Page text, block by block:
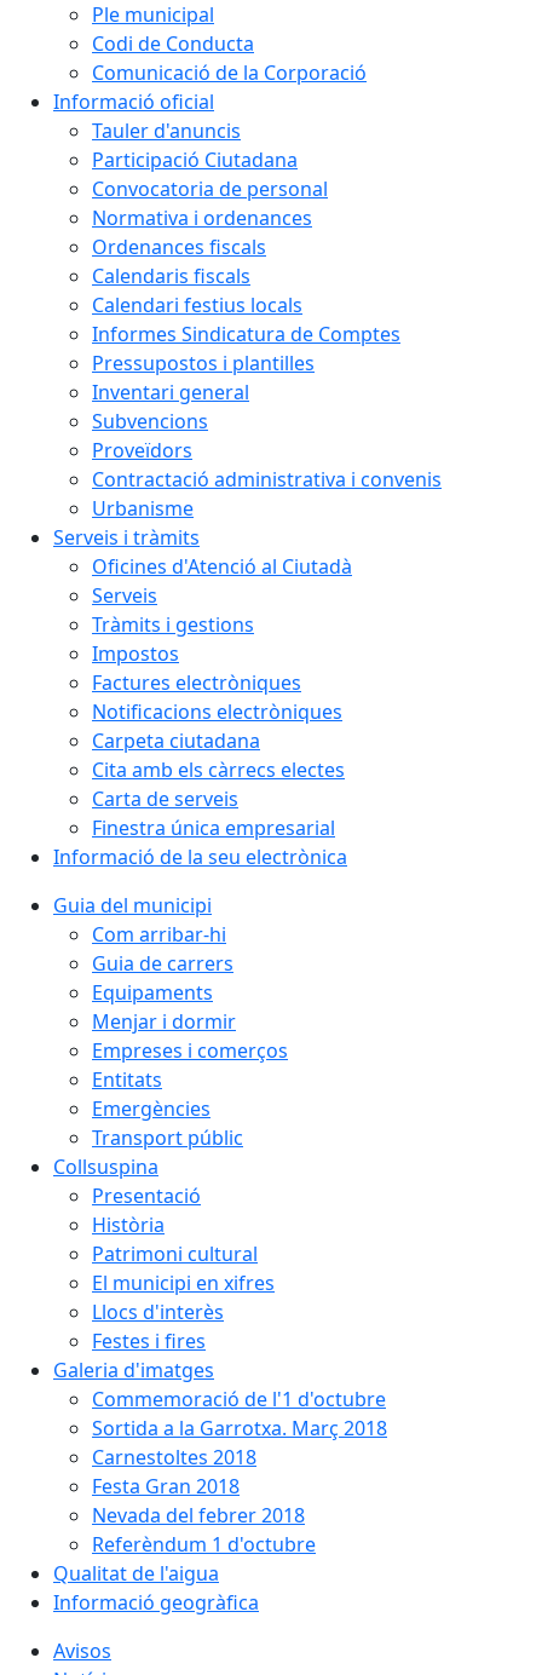
Ple municipal
Codi de Conducta
Comunicació de la Corporació
Informació oficial
Tauler d'anuncis
Participació Ciutadana
Convocatoria de personal
Normativa i ordenances
Ordenances fiscals
Calendaris fiscals
Calendari festius locals
Informes Sindicatura de Comptes
Pressupostos i plantilles
Inventari general
Subvencions
Proveïdors
Contractació administrativa i convenis
Urbanisme
Serveis i tràmits
Oficines d'Atenció al Ciutadà
Serveis
Tràmits i gestions
Impostos
Factures electròniques
Notificacions electròniques
Carpeta ciutadana
Cita amb els càrrecs electes
Carta de serveis
Finestra única empresarial
Informació de la seu electrònica
Guia del municipi
Com arribar-hi
Guia de carrers
Equipaments
Menjar i dormir
Empreses i comerços
Entitats
Emergències
Transport públic
Collsuspina
Presentació
Història
Patrimoni cultural
El municipi en xifres
Llocs d'interès
Festes i fires
Galeria d'imatges
Commemoració de l'1 d'octubre
Sortida a la Garrotxa. Març 2018
Carnestoltes 2018
Festa Gran 2018
Nevada del febrer 2018
Referèndum 1 d'octubre
Qualitat de l'aigua
Informació geogràfica
Avisos